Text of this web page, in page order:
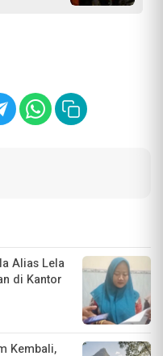
Alias Lela
di Kantor
Kembali,